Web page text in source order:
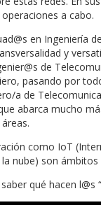
a cabo.
en Ingeniería
y
de
pasando por
a de
abarca mucho
como IoT
nube) son
qué hacen l@s